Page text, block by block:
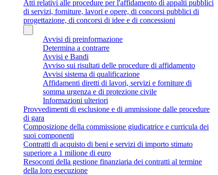
Atti relativi alle procedure per l'affidamento di appalti pubblici
di servizi, forniture, lavori e opere, di concorsi pubblici di
progettazione, di concorsi di idee e di concessioni
Avvisi di preinformazione
Determina a contrarre
Avvisi e Bandi
Avviso sui risultati delle procedure di affidamento
Avvisi sistema di qualificazione
Affidamenti diretti di lavori, servizi e forniture di
somma urgenza e di protezione civile
Informazioni ulteriori
Provvedimenti di esclusione e di ammissione dalle procedure
di gara
Composizione della commissione giudicatrice e curricula dei
suoi componenti
Contratti di acquisto di beni e servizi di importo stimato
superiore a 1 milione di euro
Resoconti della gestione finanziaria dei contratti al termine
della loro esecuzione